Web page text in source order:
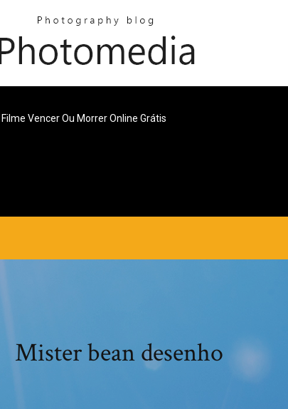
Filme Vencer Ou Morrer Online Grátis
Mister bean desenho